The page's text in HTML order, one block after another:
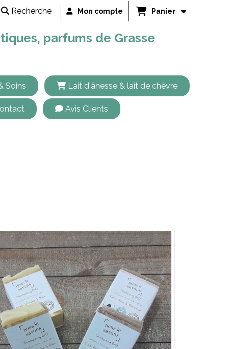
parfums de Grasse
Recherche Mon compte Panier
Soins Lait d'ânesse & lait de chèvre
Avis Clients